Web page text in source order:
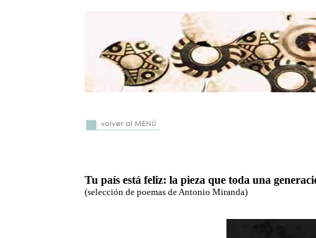
Tu país está feliz: la pieza que toda una
(selección de poemas de Antonio Miranda)